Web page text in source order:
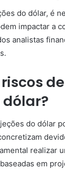
do dólar, é
impactar a
analistas
dólar?
do dólar
realizar
em